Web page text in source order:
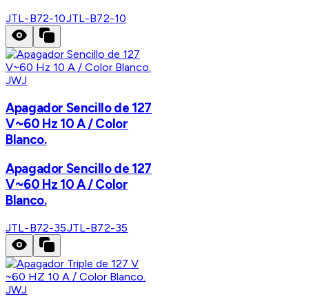
JTL-B72-10JTL-B72-10
JWJ
Apagador Sencillo de 127
V~60 Hz 10 A / Color
Blanco.
Apagador Sencillo de 127
V~60 Hz 10 A / Color
Blanco.
JTL-B72-35JTL-B72-35
JWJ